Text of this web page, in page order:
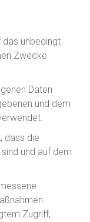
unbedingt
Zwecke
Daten
und dem
dass die
und auf dem
Zugriff,